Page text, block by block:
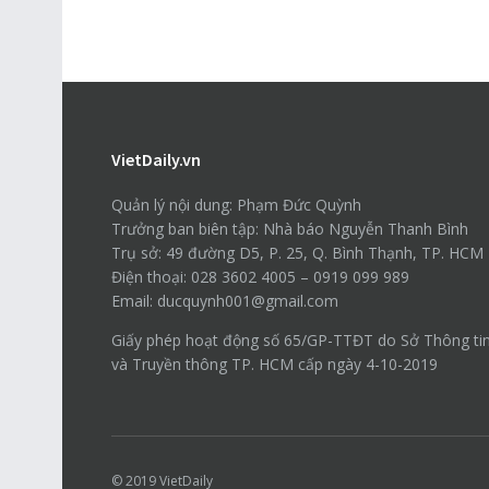
VietDaily.vn
Quản lý nội dung: Phạm Đức Quỳnh
Trưởng ban biên tập: Nhà báo Nguyễn Thanh Bình
Trụ sở: 49 đường D5, P. 25, Q. Bình Thạnh, TP. HCM
Điện thoại: 028 3602 4005 – 0919 099 989
Email: ducquynh001@gmail.com
Giấy phép hoạt động số 65/GP-TTĐT do Sở Thông
và Truyền thông TP. HCM cấp ngày 4-10-2019
© 2019VietDaily